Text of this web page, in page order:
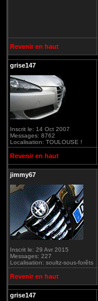
Revenir en haut
grise147
Inscrit le: 14 Oct 2007
Messages: 8762
Localisation: TOULOUSE !
Revenir en haut
jimmy67
Inscrit le: 29 Avr 2015
Messages: 227
Localisation: soultz-sous-forêts
Revenir en haut
grise147